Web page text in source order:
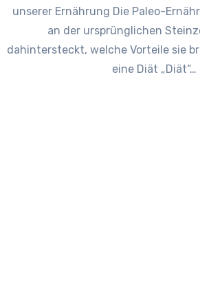
unserer Ernährung Die Paleo-
an der ursprünglichen
dahintersteckt, welche Vorteile sie
eine Diät „Diät“…